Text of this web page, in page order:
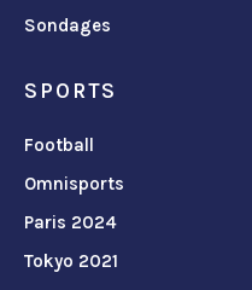
Sondages
SPORTS
Football
Omnisports
Paris 2024
Tokyo 2021